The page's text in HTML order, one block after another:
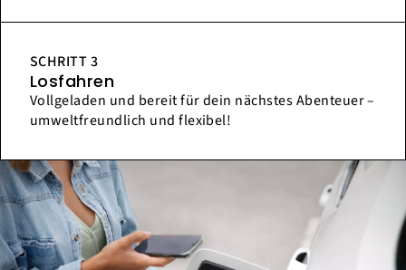
SCHRITT 3
Losfahren
Vollgeladen und bereit für dein nächstes Abenteuer –
umweltfreundlich und flexibel!